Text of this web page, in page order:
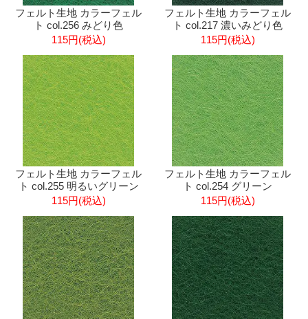
フェルト生地 カラーフェル
ト col.256 みどり色
115円(税込)
フェルト生地 カラーフェル
ト col.217 濃いみどり色
115円(税込)
フェルト生地 カラーフェル
ト col.255 明るいグリーン
115円(税込)
フェルト生地 カラーフェル
ト col.254 グリーン
115円(税込)